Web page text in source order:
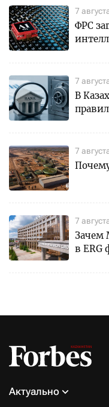
7
ФРС
7
В
7
7
Зачем
в ERG
Актуально